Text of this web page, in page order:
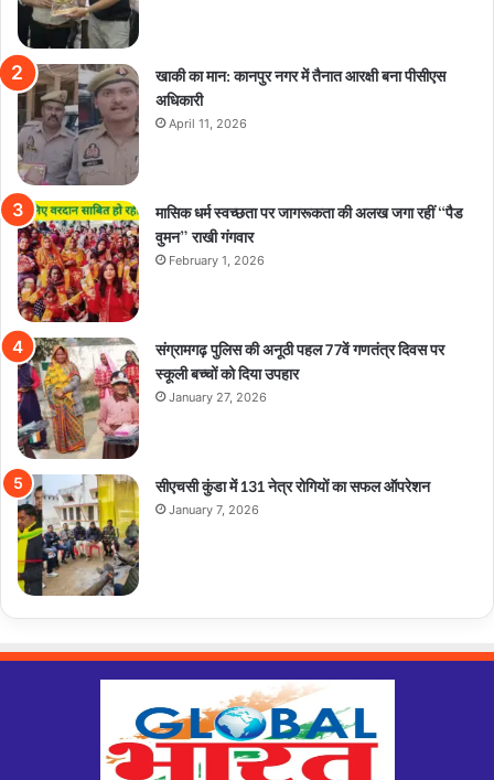
खाकी का मान: कानपुर नगर में तैनात आरक्षी बना पीसीएस
अधिकारी
April 11, 2026
मासिक धर्म स्वच्छता पर जागरूकता की अलख जगा रहीं “पैड
वुमन” राखी गंगवार
February 1, 2026
संग्रामगढ़ पुलिस की अनूठी पहल 77वें गणतंत्र दिवस पर
स्कूली बच्चों को दिया उपहार
January 27, 2026
सीएचसी कुंडा में 131 नेत्र रोगियों का सफल ऑपरेशन
January 7, 2026